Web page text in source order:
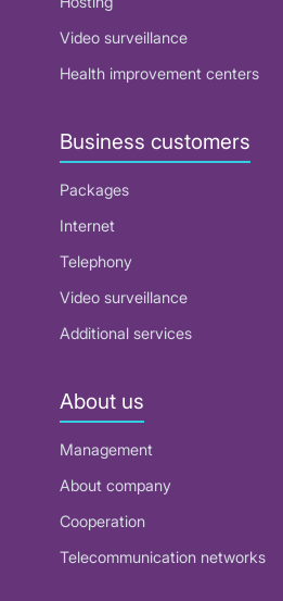
Video surveillance
Health improvement centers
Business customers
Packages
Internet
Telephony
Video surveillance
Additional services
About us
Management
About company
Cooperation
Telecommunication networks